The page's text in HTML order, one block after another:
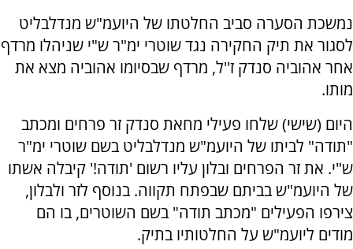
נמשכת הסערה סביב החלטתו של היועמ"ש מנדלבליט
לסגור את תיק החקירה נגד שוטרי ימ"ר ש"י שניהלו מרדף
אחר אהוביה סנדק ז''ל, מרדף שבסיומו אהוביה מצא את
מותו.
היום (שישי) שלחו פעילי מחאת סנדק זר פרחים ומכתב
"תודה" לביתו של היועמ"ש מנדלבליט בשם שוטרי ימ"ר
ש"י. את זר הפרחים ובלון עליו רשום 'תודה!' קיבלה אשתו
של היועמ"ש בביתם שבפתח תקווה. בנוסף לזר ולבלון,
צירפו הפעילים "מכתב תודה" בשם השוטרים, בו הם
מודים ליועמ"ש על החלטותיו בתיק.